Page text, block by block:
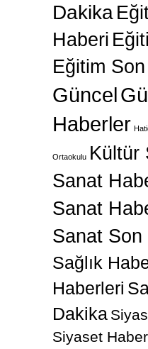
Dakika
Haberi
Eğitim
Güncel
Haberler
Ortaokulu Kültür
Sanat
Sanat
Sanat
Sağlık
Haberleri
Dakika
Siyaset